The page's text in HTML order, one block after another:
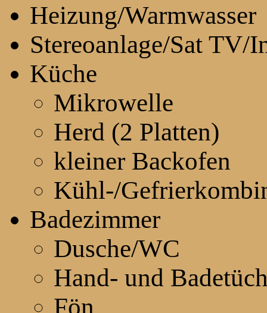
Heizung/Warmwasser
Stereoanlage/Sat TV/
Küche
Mikrowelle
Herd (2 Platten)
kleiner Backofen
Kühl-/
Badezimmer
Dusche/WC
Hand- und
Fön